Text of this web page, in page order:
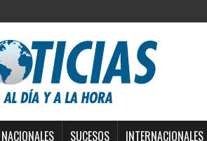
NACIONALES SUCESOS INTERNACIONALES